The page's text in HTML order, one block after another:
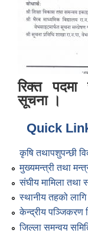
रिक्त पदमा
सूचना ।
Quick
कृषि तथापशुपन्छी
मुख्यमन्त्री तथा
संघीय मामिला तथा
स्थानीय तहको
केन्द्रीय पञ्जिकरण
जिल्ला समन्वय